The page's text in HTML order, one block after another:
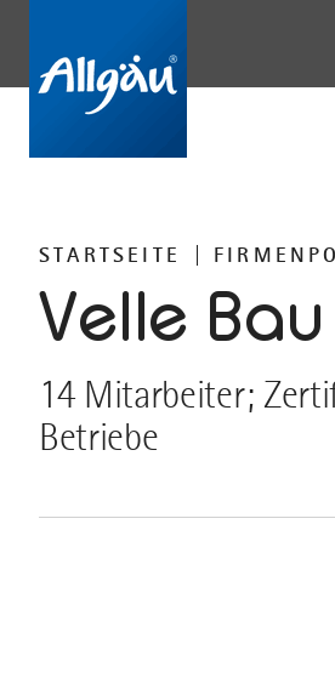
STARTSEITE
Velle
14 Mitarbeiter;
Betriebe